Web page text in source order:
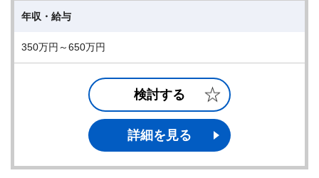
年収・給与
350万円～650万円
検討する
詳細を見る